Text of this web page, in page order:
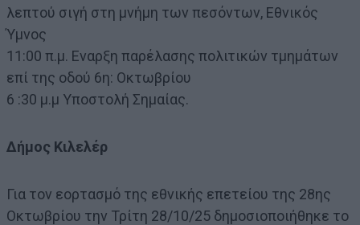
λεπτού σιγή στη μνήμη των πεσόντων, Εθνικός
Ύμνος
11:00 π.μ. Εναρξη παρέλασης πολιτικών τμημάτων
επί της οδού 6η: Οκτωβρίου
6 :30 μ.μ Υποστολή Σημαίας.
Δήμος Κιλελέρ
Για τον εορτασμό της εθνικής επετείου της 28ης
Οκτωβρίου την Τρίτη 28/10/25 δημοσιοποιήθηκε το